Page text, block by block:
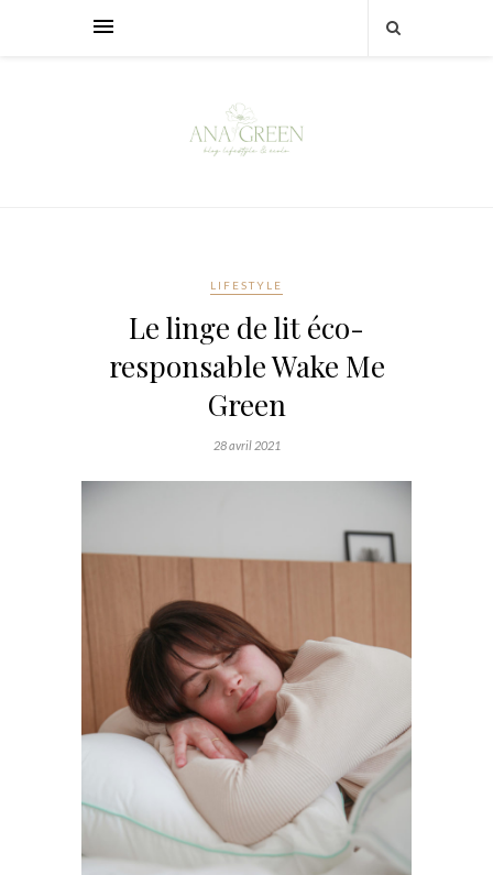
LIFESTYLE
Le linge de lit éco-
responsable Wake Me
Green
28 avril 2021